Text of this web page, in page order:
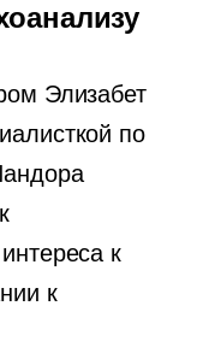
Элизабет
по
к
к